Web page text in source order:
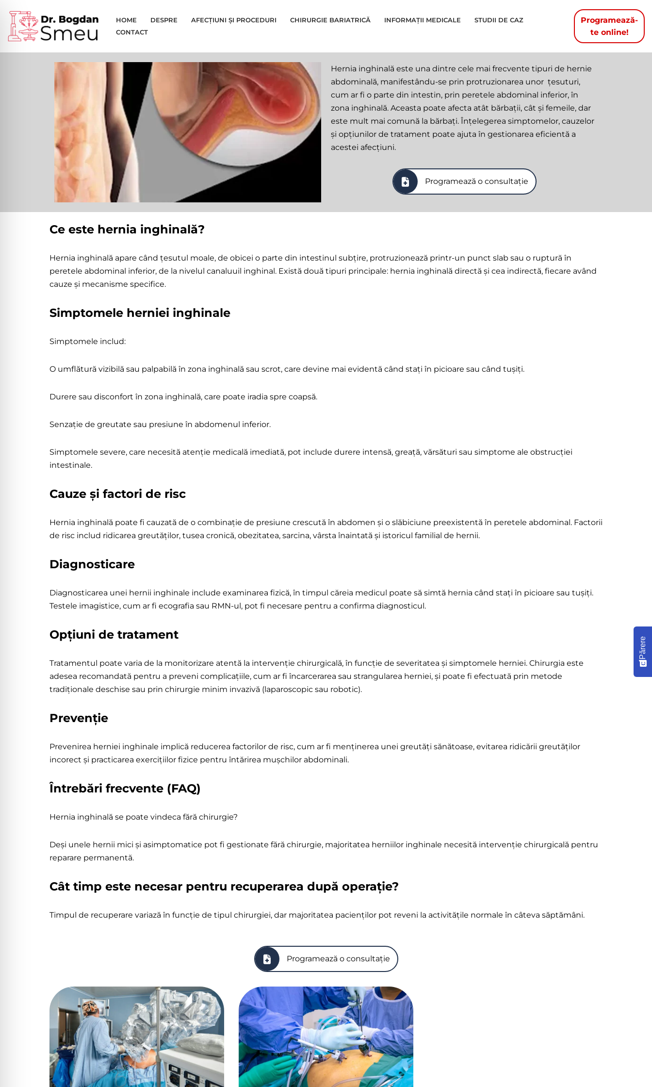
Sari
la
conținut
HOME DESPRE AFECȚIUNI ȘI PROCEDURI CHIRURGIE BARIATRICĂ INFORMAȚII MEDICALE
STUDII DE CAZ
CONTACT
Programează-
te online!
Hernia
inghinală
Hernia inghinală este una dintre cele mai frecvente tipuri de hernie
abdominală, manifestându-se prin protruzionarea unor țesuturi,
cum ar fi o parte din intestin, prin peretele abdominal inferior, în
zona inghinală. Aceasta poate afecta atât bărbații, cât și femeile, dar
este mult mai comună la bărbați. Înțelegerea simptomelor, cauzelor
și opțiunilor de tratament poate ajuta în gestionarea eficientă a
acestei afecțiuni.
Programează o consultație
Ce este hernia inghinală?
Hernia inghinală apare când țesutul moale, de obicei o parte din intestinul subțire, protruzionează printr-un punct slab sau o ruptură în
peretele abdominal inferior, de la nivelul canaluuil inghinal. Există două tipuri principale: hernia inghinală directă și cea indirectă, fiecare având
cauze și mecanisme specifice.
Simptomele herniei inghinale
Simptomele includ:
O umflătură vizibilă sau palpabilă în zona inghinală sau scrot, care devine mai evidentă când stați în picioare sau când tușiți.
Durere sau disconfort în zona inghinală, care poate iradia spre coapsă.
Senzație de greutate sau presiune în abdomenul inferior.
Simptomele severe, care necesită atenție medicală imediată, pot include durere intensă, greață, vărsături sau simptome ale obstrucției
intestinale.
Cauze și factori de risc
Hernia inghinală poate fi cauzată de o combinație de presiune crescută în abdomen și o slăbiciune preexistentă în peretele abdominal. Factorii
de risc includ ridicarea greutăților, tusea cronică, obezitatea, sarcina, vârsta înaintată și istoricul familial de hernii.
Diagnosticare
Diagnosticarea unei hernii inghinale include examinarea fizică, în timpul căreia medicul poate să simtă hernia când stați în picioare sau tușiți.
Testele imagistice, cum ar fi ecografia sau RMN-ul, pot fi necesare pentru a confirma diagnosticul.
Opțiuni de tratament
Tratamentul poate varia de la monitorizare atentă la intervenție chirurgicală, în funcție de severitatea și simptomele herniei. Chirurgia este
adesea recomandată pentru a preveni complicațiile, cum ar fi încarcerarea sau strangularea herniei, și poate fi efectuată prin metode
tradiționale deschise sau prin chirurgie minim invazivă (laparoscopic sau robotic).
Prevenție
Prevenirea herniei inghinale implică reducerea factorilor de risc, cum ar fi menținerea unei greutăți sănătoase, evitarea ridicării greutăților
incorect și practicarea exercițiilor fizice pentru întărirea mușchilor abdominali.
Întrebări frecvente (FAQ)
Hernia inghinală se poate vindeca fără chirurgie?
Deși unele hernii mici și asimptomatice pot fi gestionate fără chirurgie, majoritatea herniilor inghinale necesită intervenție chirurgicală pentru
reparare permanentă.
Cât timp este necesar pentru recuperarea după operație?
Timpul de recuperare variază în funcție de tipul chirurgiei, dar majoritatea pacienților pot reveni la activitățile normale în câteva săptămâni.
Programează o consultație
Părere